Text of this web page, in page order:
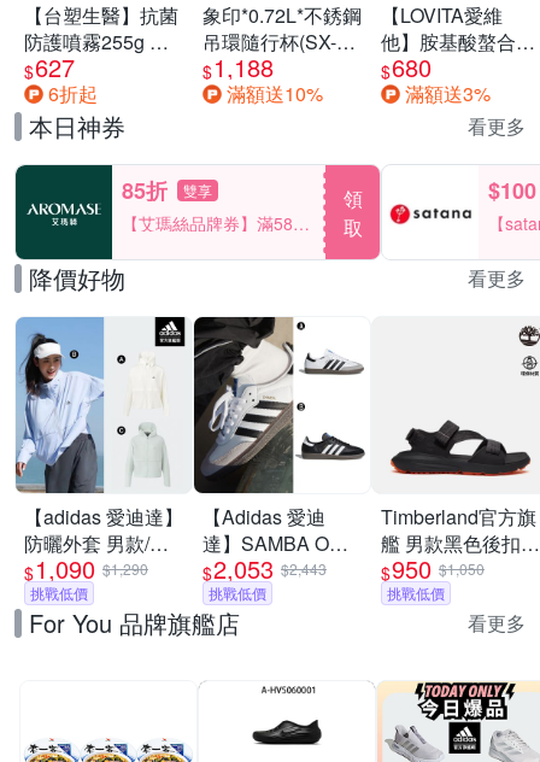
【台塑生醫】抗菌
防護噴霧255g 三
入組
$627
6折起
象印*0.72L*不銹鋼
吊環隨行杯(SX-
LA72H)
$1,188
滿額送10%
【LOVITA愛維
他】胺基酸螯合鋅
x2瓶30mg素食錠
(鋅錠)
$680
滿額送3%
本日神券 看更多
85折 雙享
【艾瑪絲品牌券】滿580
領
取
$100
【
降價好物 看更多
【adidas 愛迪達】
防曬外套 男款/女
款 (多款任選)
$1,090 $1,290
挑戰低價
【Adidas 愛迪
達】SAMBA OG
休閒鞋 德訓鞋 運
動鞋 男女 A-
B75806 B-B75807
$2,053 $2,443
挑戰低價
Timberland官方旗
艦 男款黑色後扣式
涼鞋|A6DPPETY
$950 $1,050
挑戰低價
For You 品牌旗艦店 看更多